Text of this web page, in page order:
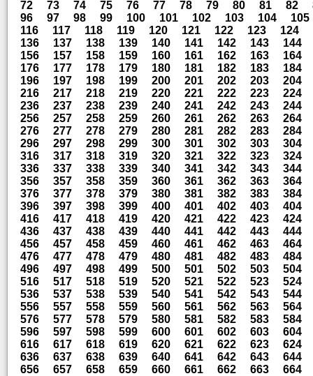
72 73 74 75 76 77 78 79 80 81 82
96
97 98 99 100 101 102 103 104
105
116
117 118 119 120 121 122 123 124
136
137 138 139 140 141 142 143
144
156
157 158 159 160 161 162 163
164
176
177 178 179 180 181 182 183
184
196
197 198 199 200 201 202 203
204
216
217 218 219 220 221 222 223
224
236
237 238 239 240 241 242 243
244
256
257 258 259 260 261 262 263
264
276
277 278 279 280 281 282 283
284
296
297 298 299 300 301 302 303
304
316
317 318 319 320 321 322 323
324
336
337 338 339 340 341 342 343
344
356
357 358 359 360 361 362 363
364
376
377 378 379 380 381 382 383
384
396
397 398 399 400 401 402 403
404
416
417 418 419 420 421 422 423
424
436
437 438 439 440 441 442 443
444
456
457 458 459 460 461 462 463
464
476
477 478 479 480 481 482 483
484
496
497 498 499 500 501 502 503
504
516
517 518 519 520 521 522 523
524
536
537 538 539 540 541 542 543
544
556
557 558 559 560 561 562 563
564
576
577 578 579 580 581 582 583
584
596
597 598 599 600 601 602 603
604
616
617 618 619 620 621 622 623
624
636
637 638 639 640 641 642 643
644
656
657 658 659 660 661 662 663
664